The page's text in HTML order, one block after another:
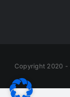
Copyright 2020 -